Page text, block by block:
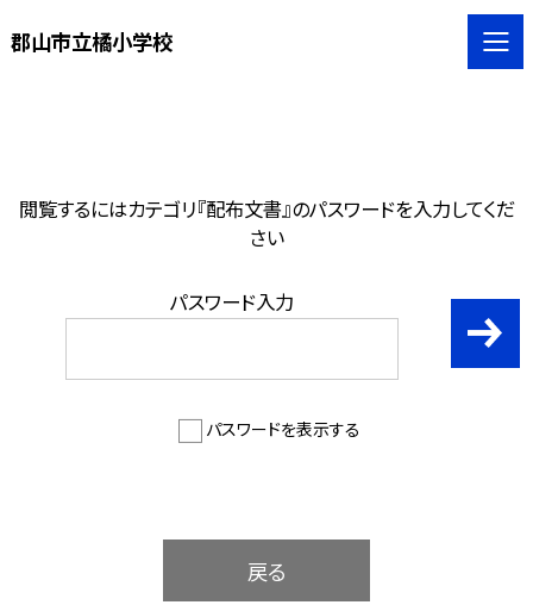
郡山市立橘小学校
閲覧するにはカテゴリ『配布文書』のパスワードを入力してくだ
さい
パスワード入力
パスワードを表示する
戻る